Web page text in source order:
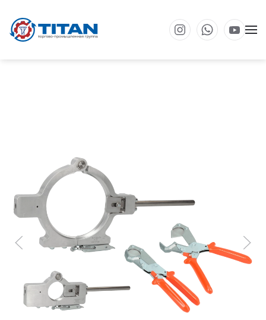
Перейти к основному содержанию